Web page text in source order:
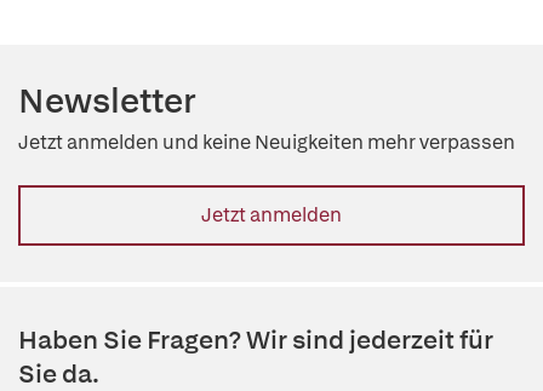
Newsletter
Jetzt anmelden und keine Neuigkeiten mehr verpassen
Jetzt anmelden
Haben Sie Fragen? Wir sind jederzeit für
Sie da.